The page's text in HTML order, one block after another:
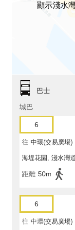
顯示淺水
巴士
城巴
6
往 中環(交易廣場)
海堤花園, 淺水灣
距離 50m
6
往 中環(交易廣場)